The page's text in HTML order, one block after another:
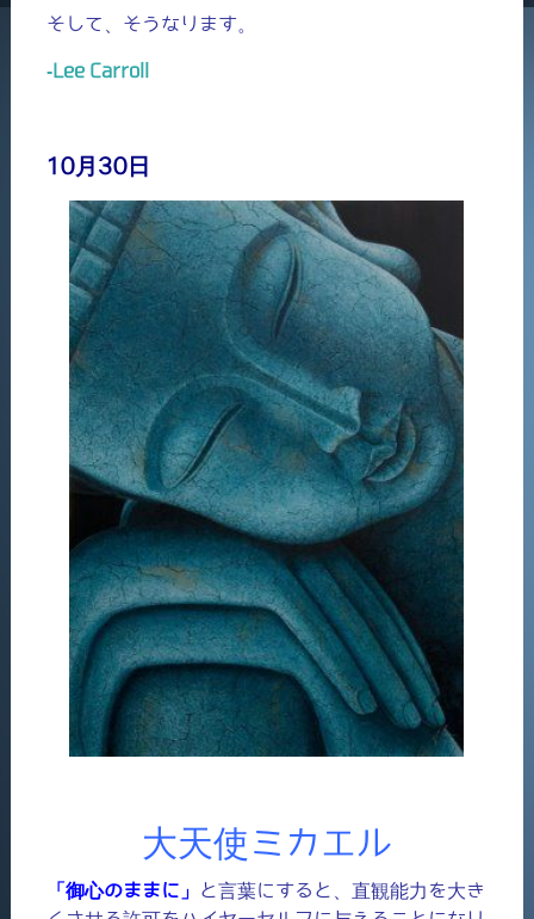
そして、そうなります。
-Lee Carroll
10月30日
大天使ミカエル
「御心のままに」
と言葉にすると、直観能力を大き